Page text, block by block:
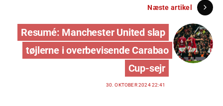
Næste artikel
Resumé: Manchester United slap
tøjlerne i overbevisende Carabao
Cup-sejr
30. OKTOBER 2024 22:41